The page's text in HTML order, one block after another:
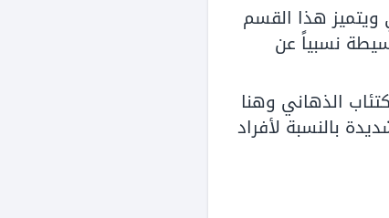
ويتميز هذا القسم
نسبياً عن
الذهاني وهنا
بالنسبة لأفراد